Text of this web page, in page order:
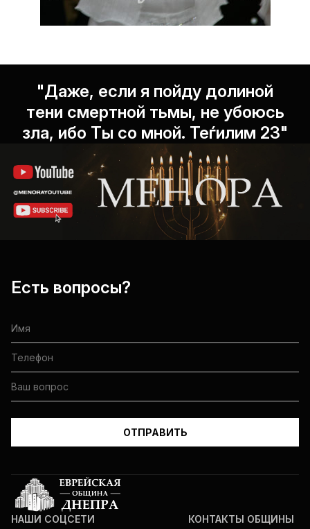
"Даже, если я пойду долиной
тени смертной тьмы, не убоюсь
зла, ибо Ты со мной. Теѓилим 23"
Есть вопросы?
НАШИ СОЦСЕТИ
КОНТАКТЫ ОБЩИНЫ